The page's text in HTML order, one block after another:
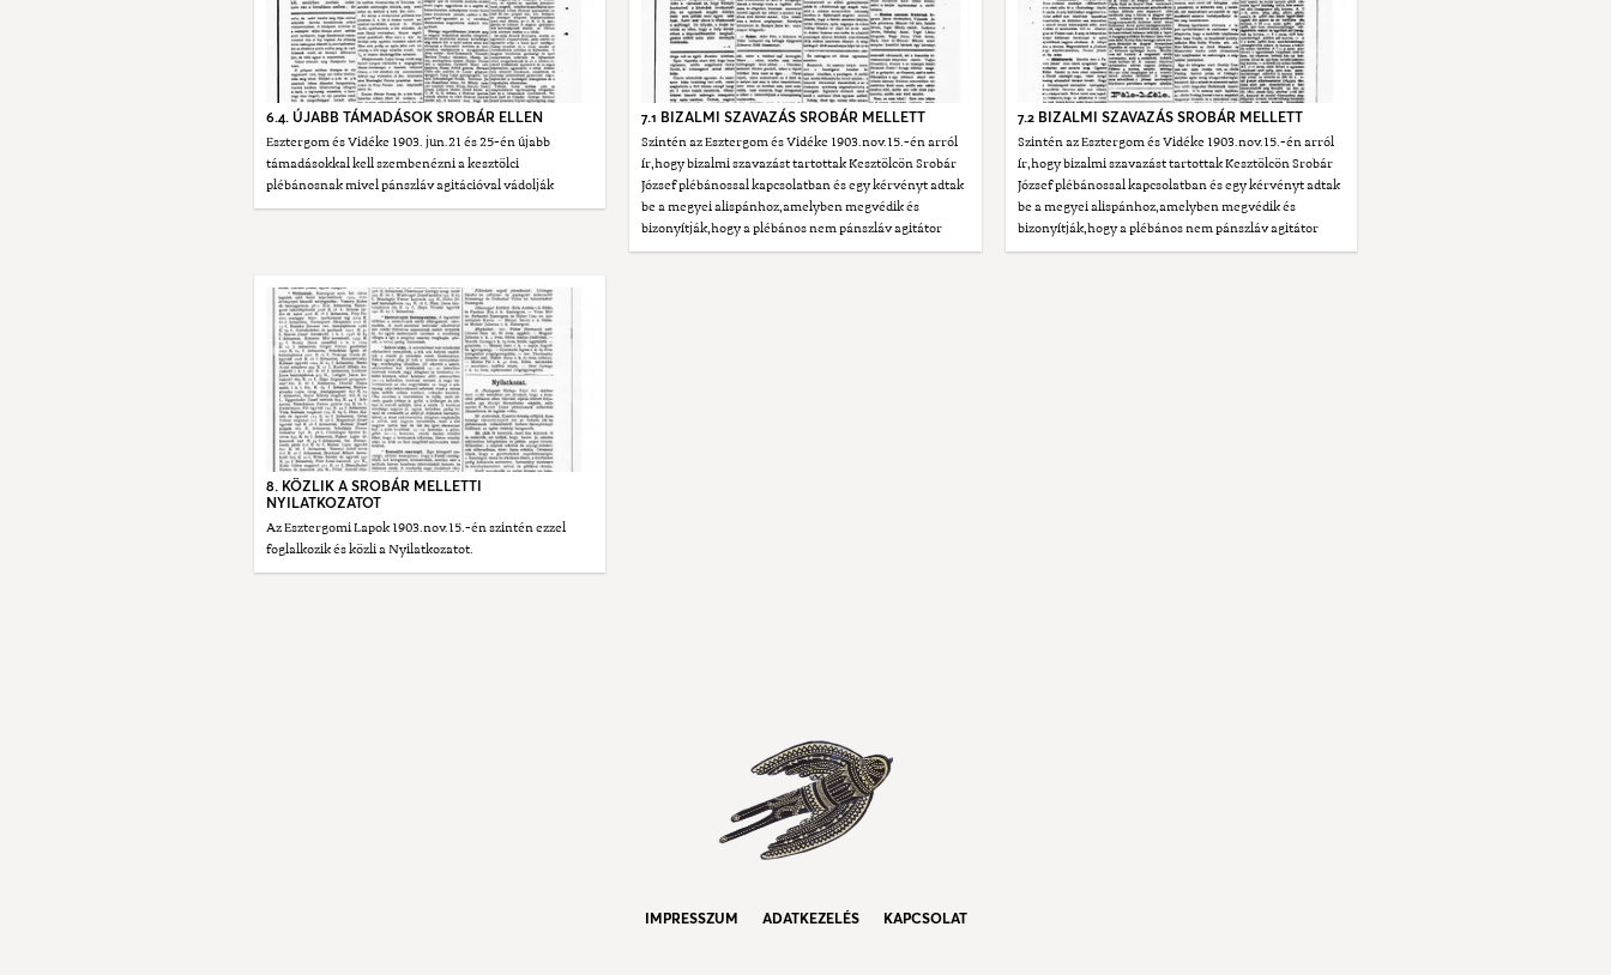
6.4. ÚJABB TÁMADÁSOK SROBÁR ELLEN
Esztergom és Vidéke 1903. jun.21 és 25-én újabb
támadásokkal kell szembenézni a kesztölci
plébánosnak mivel pánszláv agitációval vádolják
7.1 BIZALMI SZAVAZÁS SROBÁR MELLETT
Szintén az Esztergom és Vidéke 1903.nov.15.-én arról
ír,hogy bizalmi szavazást tartottak Kesztölcön Srobár
József plébánossal kapcsolatban és egy kérvényt adtak
be a megyei alispánhoz,amelyben megvédik és
bizonyítják,hogy a plébános nem pánszláv agitátor
7.2 BIZALMI SZAVAZÁS SROBÁR MELLETT
Szintén az Esztergom és Vidéke 1903.nov.15.-én arról
ír,hogy bizalmi szavazást tartottak Kesztölcön Srobár
József plébánossal kapcsolatban és egy kérvényt adtak
be a megyei alispánhoz,amelyben megvédik és
bizonyítják,hogy a plébános nem pánszláv agitátor
8. KÖZLIK A SROBÁR MELLETTI
NYILATKOZATOT
Az Esztergomi Lapok 1903.nov.15.-én szintén ezzel
foglalkozik és közli a Nyilatkozatot.
IMPRESSZUM ADATKEZELÉS KAPCSOLAT